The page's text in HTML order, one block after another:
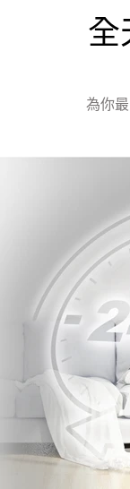
全
為你